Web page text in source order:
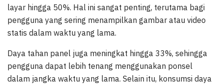
layar hingga 50%. Hal ini sangat penting, terutama bagi
pengguna yang sering menampilkan gambar atau video
statis dalam waktu yang lama.
Daya tahan panel juga meningkat hingga 33%, sehingga
pengguna dapat lebih tenang menggunakan ponsel
dalam jangka waktu yang lama. Selain itu, konsumsi daya